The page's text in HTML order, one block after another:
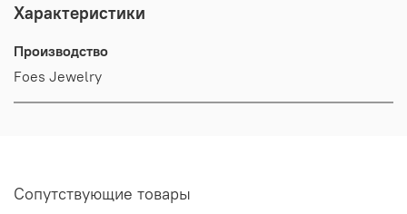
Характеристики
Производство
Foes Jewelry
Сопутствующие товары